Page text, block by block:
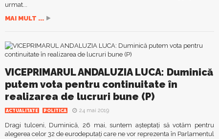
urmat...
MAI MULT ...
VICEPRIMARUL ANDALUZIA LUCA: Duminică
putem vota pentru continuitate în
realizarea de lucruri bune (P)
ACTUALITATE POLITICA 24 mai 2019
Dragi tulceni, Duminică, 26 mai, suntem așteptați să votăm pentru
alegerea celor 32 de eurodeputați care ne vor reprezenta în Parlamentul